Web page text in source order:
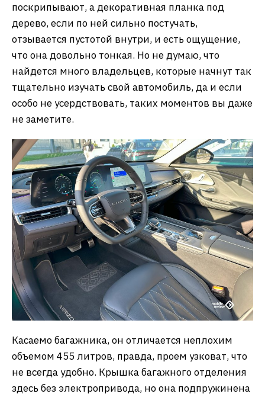
поскрипывают, а декоративная планка под
дерево, если по ней сильно постучать,
отзывается пустотой внутри, и есть ощущение,
что она довольно тонкая. Но не думаю, что
найдется много владельцев, которые начнут так
тщательно изучать свой автомобиль, да и если
особо не усердствовать, таких моментов вы даже
не заметите.
Касаемо багажника, он отличается неплохим
объемом 455 литров, правда, проем узковат, что
не всегда удобно. Крышка багажного отделения
здесь без электропривода, но она подпружинена